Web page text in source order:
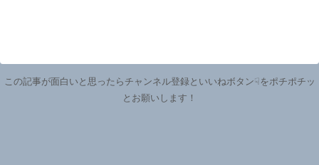
この記事が面白いと思ったらチャンネル登録といいねボタン☟をポチポチッ
とお願いします！